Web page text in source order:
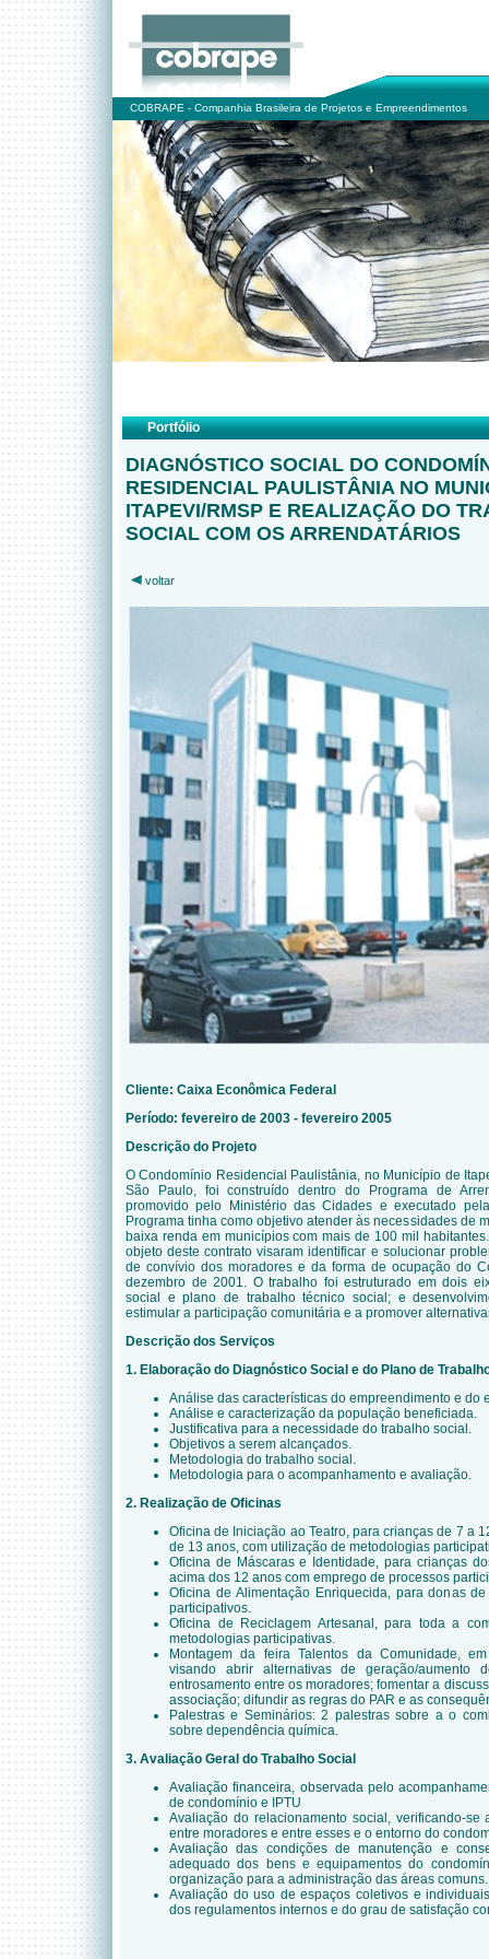
COBRAPE - Companhia Brasileira de Projetos e Empreendimentos
Portfólio
DIAGNÓSTICO SOCIAL DO
RESIDENCIAL PAULISTÂNIA NO
ITAPEVI/RMSP E REALIZAÇÃO DO
SOCIAL COM OS ARRENDATÁRIOS
voltar
Cliente: Caixa Econômica Federal
Período: fevereiro de 2003 - fevereiro 2005
Descrição do Projeto
O Condomínio Residencial Paulistânia, no Município de
São Paulo, foi construído dentro do Programa de
promovido pelo Ministério das Cidades e executado
Programa tinha como objetivo atender às necessidades de
baixa renda em municípios com mais de 100 mil
objeto deste contrato visaram identificar e solucionar
de convívio dos moradores e da forma de ocupação do
dezembro de 2001. O trabalho foi estruturado em dois
social e plano de trabalho técnico social; e
estimular a participação comunitária e a promover
Descrição dos Serviços
1. Elaboração do Diagnóstico Social e do Plano de
Análise das características do empreendimento e do
Análise e caracterização da população beneficiada.
Justificativa para a necessidade do trabalho social.
Objetivos a serem alcançados.
Metodologia do trabalho social.
Metodologia para o acompanhamento e avaliação.
2. Realização de Oficinas
Oficina de Iniciação ao Teatro, para crianças de 7 a
de 13 anos, com utilização de metodologias
Oficina de Máscaras e Identidade, para crianças
acima dos 12 anos com emprego de processos
Oficina de Alimentação Enriquecida, para donas
participativos.
Oficina de Reciclagem Artesanal, para toda a
metodologias participativas.
Montagem da feira Talentos da Comunidade,
visando abrir alternativas de geração/aumento
entrosamento entre os moradores; fomentar a
associação; difundir as regras do PAR e as
Palestras e Seminários: 2 palestras sobre a o
sobre dependência química.
3. Avaliação Geral do Trabalho Social
Avaliação financeira, observada pelo
de condomínio e IPTU
Avaliação do relacionamento social, verificando-se
entre moradores e entre esses e o entorno do
Avaliação das condições de manutenção e
adequado dos bens e equipamentos do
organização para a administração das áreas comuns.
Avaliação do uso de espaços coletivos e
dos regulamentos internos e do grau de satisfação